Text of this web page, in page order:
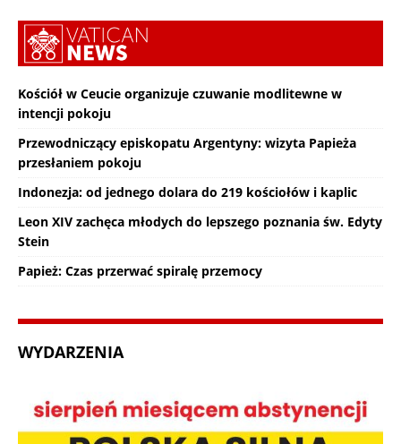
Kościół w Ceucie organizuje czuwanie modlitewne w
intencji pokoju
Przewodniczący episkopatu Argentyny: wizyta Papieża
przesłaniem pokoju
Indonezja: od jednego dolara do 219 kościołów i kaplic
Leon XIV zachęca młodych do lepszego poznania św. Edyty
Stein
Papież: Czas przerwać spiralę przemocy
WYDARZENIA